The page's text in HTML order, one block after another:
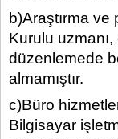
b)Araştırma
Kurulu
düzenlemede
almamıştır.
c)Büro
Bilgisayar